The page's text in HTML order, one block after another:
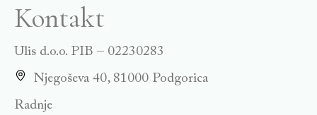
Kontakt
Ulis d.o.o. PIB – 02230283
Njegoševa 40, 81000 Podgorica
Radnje